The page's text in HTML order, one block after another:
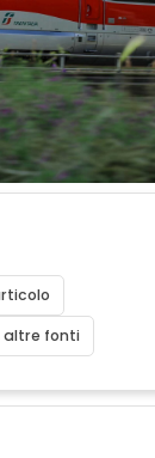
altre fonti